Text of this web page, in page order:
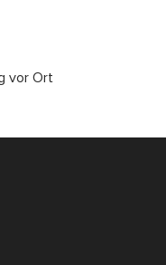
vor Ort